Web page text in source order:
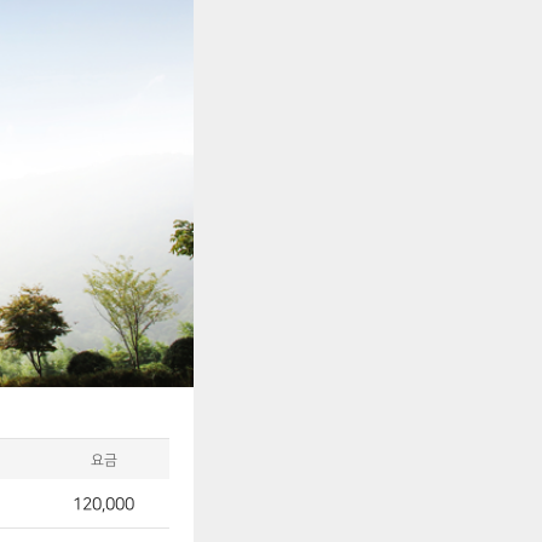
요금
120,000